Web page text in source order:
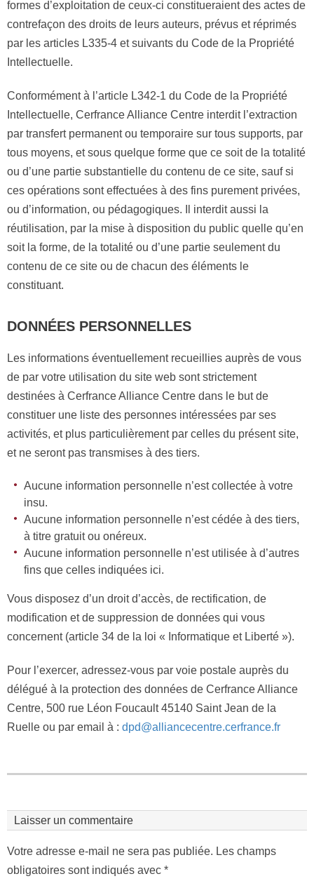
formes d’exploitation de ceux-ci constitueraient des actes de
contrefaçon des droits de leurs auteurs, prévus et réprimés
par les articles L335-4 et suivants du Code de la Propriété
Intellectuelle.
Conformément à l’article L342-1 du Code de la Propriété
Intellectuelle, Cerfrance Alliance Centre interdit l’extraction
par transfert permanent ou temporaire sur tous supports, par
tous moyens, et sous quelque forme que ce soit de la totalité
ou d’une partie substantielle du contenu de ce site, sauf si
ces opérations sont effectuées à des fins purement privées,
ou d’information, ou pédagogiques. Il interdit aussi la
réutilisation, par la mise à disposition du public quelle qu’en
soit la forme, de la totalité ou d’une partie seulement du
contenu de ce site ou de chacun des éléments le
constituant.
DONNÉES PERSONNELLES
Les informations éventuellement recueillies auprès de vous
de par votre utilisation du site web sont strictement
destinées à Cerfrance Alliance Centre dans le but de
constituer une liste des personnes intéressées par ses
activités, et plus particulièrement par celles du présent site,
et ne seront pas transmises à des tiers.
Aucune information personnelle n’est collectée à votre
insu.
Aucune information personnelle n’est cédée à des tiers,
à titre gratuit ou onéreux.
Aucune information personnelle n’est utilisée à d’autres
fins que celles indiquées ici.
Vous disposez d’un droit d’accès, de rectification, de
modification et de suppression de données qui vous
concernent (article 34 de la loi « Informatique et Liberté »).
Pour l’exercer, adressez-vous par voie postale auprès du
délégué à la protection des données de Cerfrance Alliance
Centre, 500 rue Léon Foucault 45140 Saint Jean de la
Ruelle ou par email à : dpd@alliancecentre.cerfrance.fr
Laisser un commentaire
Votre adresse e-mail ne sera pas publiée. Les champs
obligatoires sont indiqués avec *